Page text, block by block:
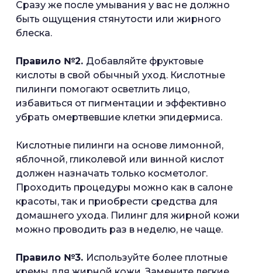
Сразу же после умывания у вас не должно
быть ощущения стянутости или жирного
блеска.
Правило №2. Добавляйте фруктовые
кислоты в свой обычный уход. Кислотные
пилинги помогают осветлить лицо,
избавиться от пигментации и эффективно
убрать омертвевшие клетки эпидермиса.
Кислотные пилинги на основе лимонной,
яблочной, гликолевой или винной кислот
должен назначать только косметолог.
Проходить процедуры можно как в салоне
красоты, так и приобрести средства для
домашнего ухода. Пилинг для жирной кожи
можно проводить раз в неделю, не чаще.
Правило №3. Используйте более плотные